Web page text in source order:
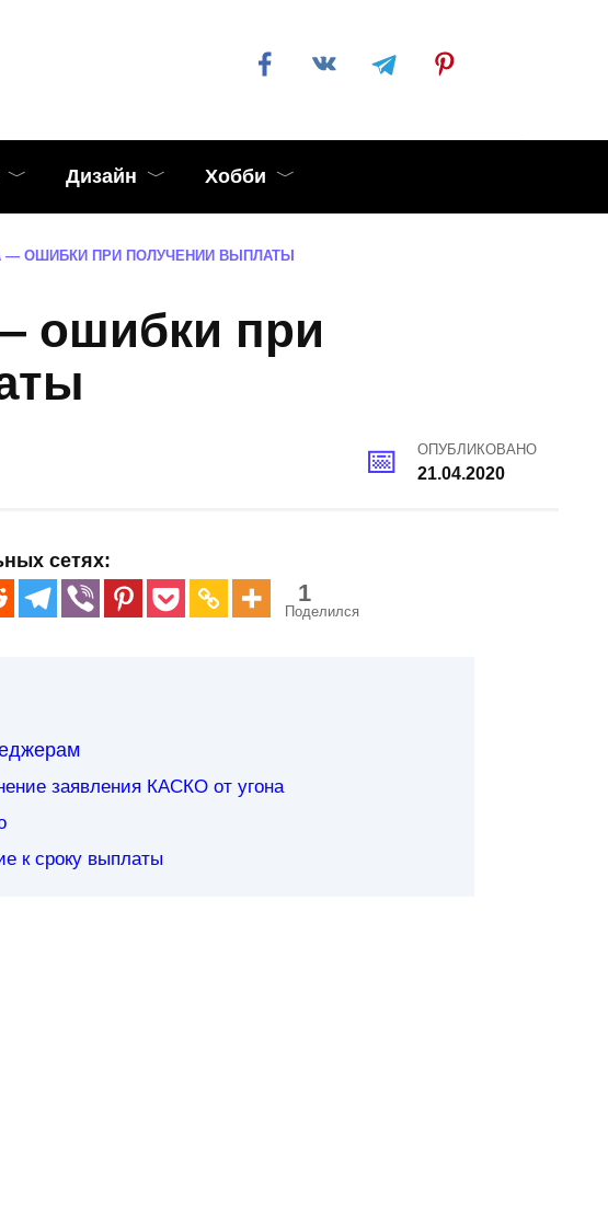
Дизайн Хобби
— ОШИБКИ ПРИ ПОЛУЧЕНИИ ВЫПЛАТЫ
ошибки при
ОПУБЛИКОВАНО
21.04.2020
сетях:
1
Поделился
заявления КАСКО от угона
к сроку выплаты